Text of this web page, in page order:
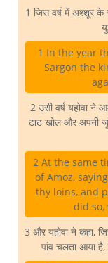
1 जिस वर्ष में अश्शूर के
1 In the year
Sargon the
2 उसी वर्ष यहोवा ने
टाट खोल और अपनी
2 At the same
of Amoz,
thy loins, and
did so,
3 और यहोवा ने कहा,
पांव चलता आया